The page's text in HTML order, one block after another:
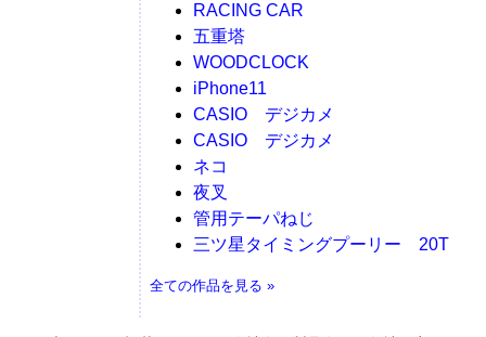
RACING CAR
五重塔
WOODCLOCK
iPhone11
CASIO デジカメ
CASIO デジカメ
ネコ
夜叉
管用テーパねじ
三ツ星タイミングプーリー 20T
全ての作品を見る »